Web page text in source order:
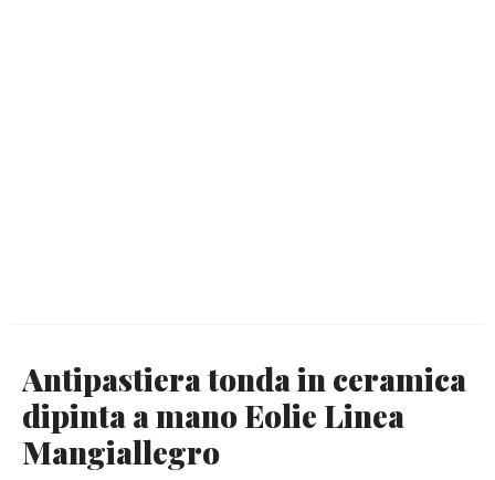
Antipastiera tonda in ceramica
dipinta a mano Eolie Linea
Mangiallegro